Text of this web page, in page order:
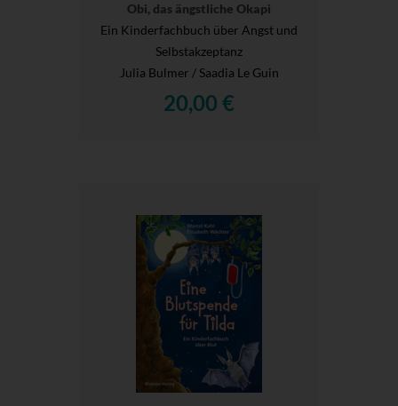
Obi, das ängstliche Okapi
Ein Kinderfachbuch über Angst und
Selbstakzeptanz
Julia Bulmer / Saadia Le Guin
20,00 €